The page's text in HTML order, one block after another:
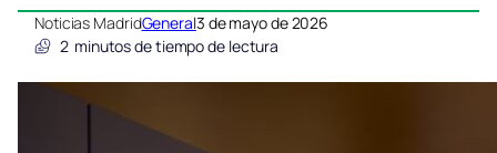
Noticias MadridGeneral3 de mayo de 2026
2 minutos de tiempo de lectura